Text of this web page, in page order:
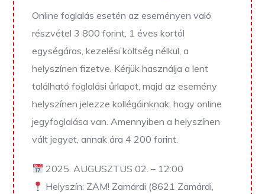
Online foglalás esetén az eseményen való
részvétel 3 800 forint, 1 éves kortól
egységáras, kezelési költség nélkül, a
helyszínen fizetve. Kérjük használja a lent
található foglalási űrlapot, majd az esemény
helyszínen jelezze kollégáinknak, hogy online
jegyfoglalása van. Amennyiben a helyszínen
vált jegyet, annak ára 4 200 forint.
2025. AUGUSZTUS 02. – 12:00
Helyszín: ZAM! Zamárdi (8621 Zamárdi,